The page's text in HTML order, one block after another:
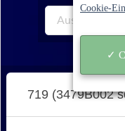
719 (3479B002
Cookie-
✓